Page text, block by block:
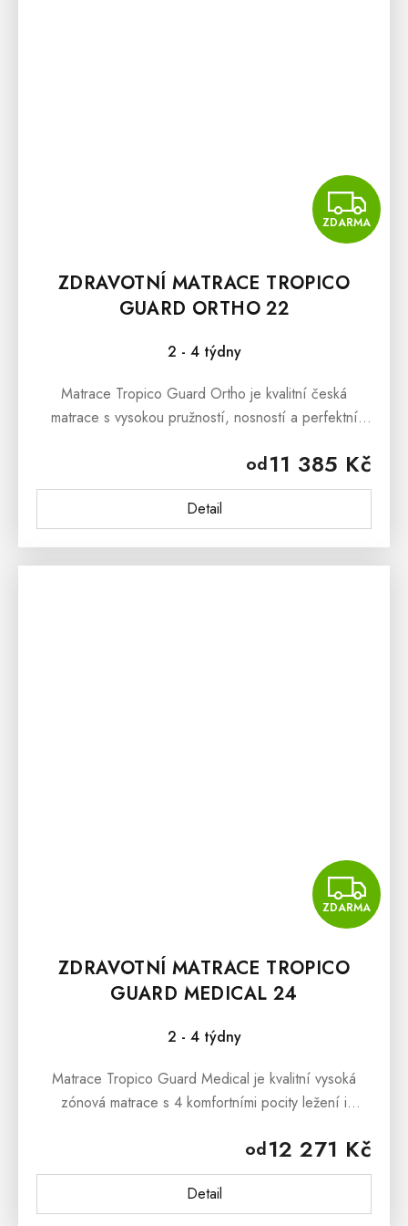
ZDARMA
ZDRAVOTNÍ MATRACE TROPICO
GUARD ORTHO 22
2 - 4 týdny
od11 385 Kč
Detail
Matrace Tropico Guard Ortho je kvalitní česká
matrace s vysokou pružností, nosností a perfektní
která nabídne...
ZDARMA
ZDRAVOTNÍ MATRACE TROPICO
GUARD MEDICAL 24
2 - 4 týdny
od12 271 Kč
Detail
Matrace Tropico Guard Medical je kvalitní vysoká
zónová matrace s 4 komfortními pocity ležení i